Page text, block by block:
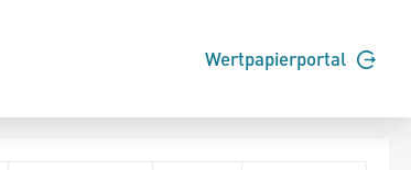
Wertpapierportal